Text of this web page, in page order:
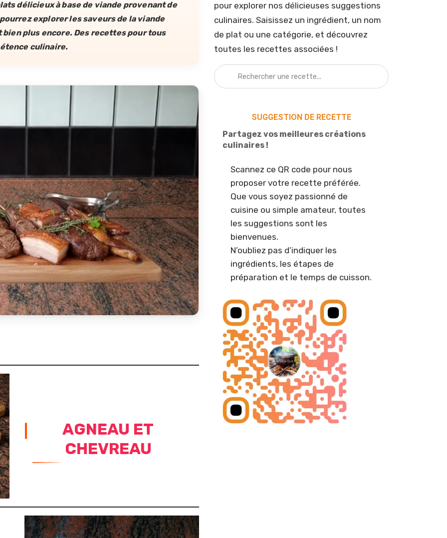
délicieux à base de viande provenant de
explorer les saveurs de la viande
bien plus encore. Des recettes pour tous
culinaire.
AGNEAU ET
CHEVREAU
pour explorer nos délicieuses suggestions
culinaires. Saisissez un ingrédient, un nom
de plat ou une catégorie, et découvrez
toutes les recettes associées !
SUGGESTION DE RECETTE
Partagez vos meilleures créations
culinaires !
Scannez ce QR code pour nous
proposer votre recette préférée.
Que vous soyez passionné de
cuisine ou simple amateur, toutes
les suggestions sont les
bienvenues.
N’oubliez pas d’indiquer les
ingrédients, les étapes de
préparation et le temps de cuisson.